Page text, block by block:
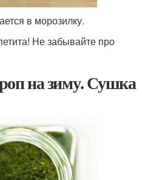
в морозилку.
Не забывайте про
на зиму. Сушка